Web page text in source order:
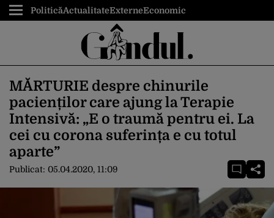
PoliticăActualitateExterneEconomic
MĂRTURIE despre chinurile
pacienților care ajung la Terapie
Intensivă: „E o traumă pentru ei. La
cei cu corona suferința e cu totul
aparte”
Publicat: 05.04.2020, 11:09